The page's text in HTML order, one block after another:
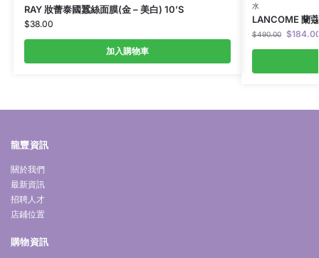
RAY 妝蕾泰國蠶絲面膜(金 – 美白) 10’S
$38.00
加入購物車
水
LANCOME 蘭
$490.00 $
龍豐資訊
關於我們
最新資訊
招聘人才
店鋪位置
購物資訊